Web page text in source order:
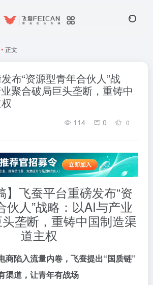
• 正文
布“资源型青年合伙人”战
聚合破局巨头垄断，重铸中
114 0 0
】飞蚕平台重磅发布“资
伙人”战略：以AI与产业
垄断，重铸中国制造渠
道主权
商陷入流量内卷，飞蚕提出“国质链”
渠道，让青年有战场